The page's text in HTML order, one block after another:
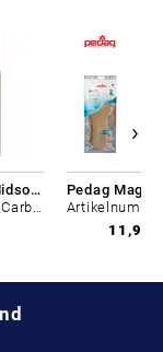
CARBON LAB Midsole Cleaner
Artikelnummer: Carbon-0
11,99